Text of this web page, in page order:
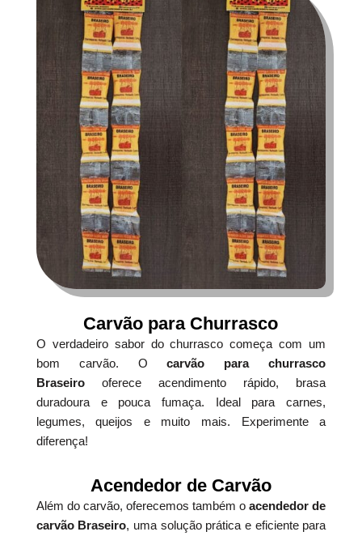
Carvão para Churrasco
O verdadeiro sabor do churrasco começa com um
bom carvão. Ocarvão para churrasco
Braseirooferece acendimento rápido, brasa
duradoura e pouca fumaça. Ideal para carnes,
legumes, queijos e muito mais. Experimente a
diferença!
Acendedor de Carvão
Além do carvão, oferecemos também oacendedor de
carvão Braseiro, uma solução prática e eficiente para